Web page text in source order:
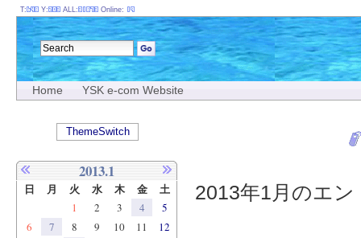
Home YSK e-com Website
2013年1月のエ
T: Y: ALL: Online:
ThemeSwitch
2013.1
日 月 火 水 木 金 土
1 2 3 4
5
6
7 8 9 10 11
12